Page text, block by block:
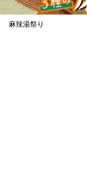
麻辣湯祭り